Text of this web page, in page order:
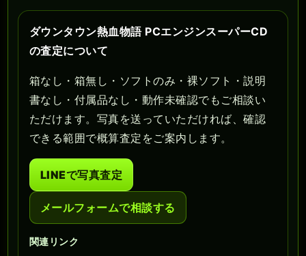
ダウンタウン熱血物語 PCエンジンスーパーCD
の査定について
箱なし・箱無し・ソフトのみ・裸ソフト・説明
書なし・付属品なし・動作未確認でもご相談い
ただけます。写真を送っていただければ、確認
できる範囲で概算査定をご案内します。
LINEで写真査定
メールフォームで相談する
関連リンク